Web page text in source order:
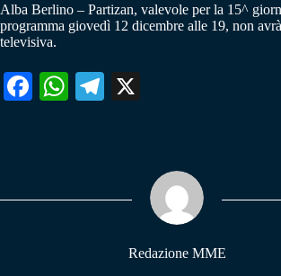
Alba Berlino – Partizan, valevole per la 15^
programma giovedì 12 dicembre alle 19, non
televisiva.
Fa W
pp
Te
m
Redazione MME